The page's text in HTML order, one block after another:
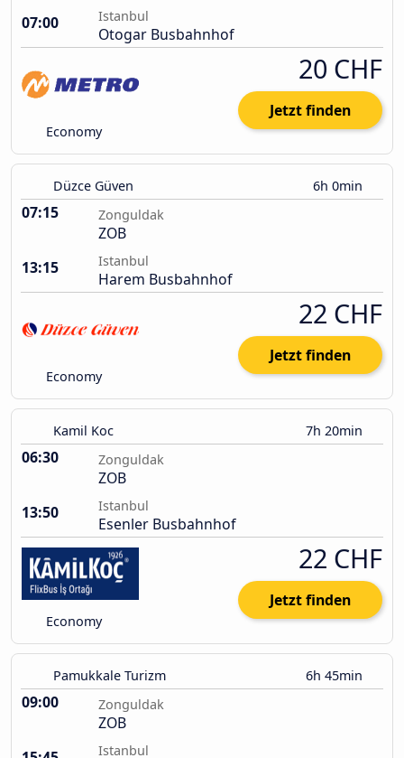
07:00
Istanbul
Otogar Busbahnhof
Economy
20 CHF
Jetzt finden
Düzce Güven 6h 0min
07:15 Zonguldak
ZOB
13:15
Istanbul
Harem Busbahnhof
Economy
22 CHF
Jetzt finden
Kamil Koc 7h 20min
06:30 Zonguldak
ZOB
13:50
Istanbul
Esenler Busbahnhof
Economy
22 CHF
Jetzt finden
Pamukkale Turizm 6h 45min
09:00 Zonguldak
ZOB
Istanbul